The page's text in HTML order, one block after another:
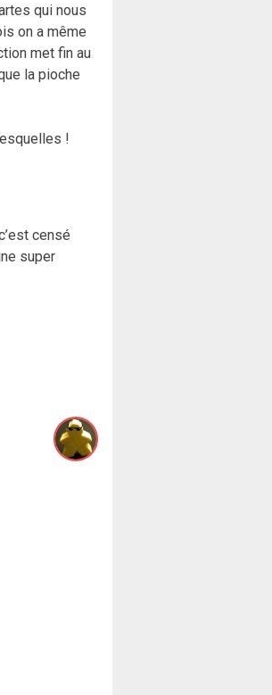
qui nous
on a même
met fin au
la pioche
!
censé
super